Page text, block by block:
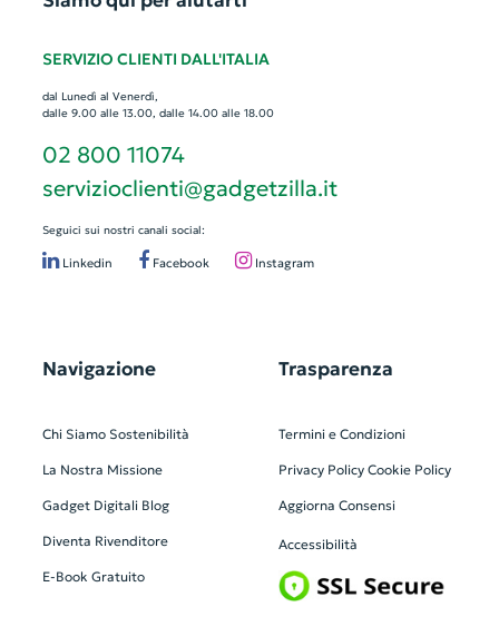
SERVIZIO CLIENTI DALL'ITALIA
dal Lunedì al Venerdì,
dalle 9.00 alle 13.00, dalle 14.00 alle 18.00
02 800 11074
servizioclienti@gadgetzilla.it
Seguici sui nostri canali social:
Linkedin Facebook Instagram
Navigazione
Chi Siamo Sostenibilità
La Nostra Missione
Gadget Digitali Blog
Diventa Rivenditore
E-Book Gratuito
Trasparenza
Termini e Condizioni
Privacy Policy Cookie Policy
Aggiorna Consensi
Accessibilità